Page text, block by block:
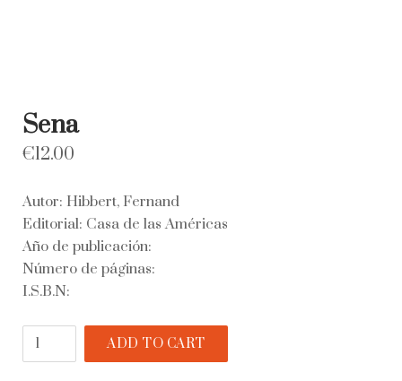
Sena
€12.00
Autor: Hibbert, Fernand
Editorial: Casa de las Américas
Año de publicación:
Número de páginas:
I.S.B.N:
Sena
ADD TO CART